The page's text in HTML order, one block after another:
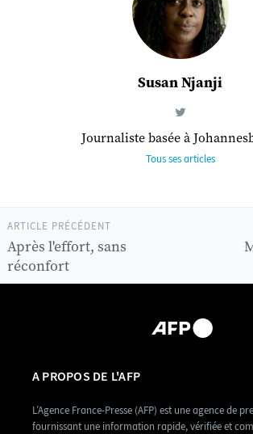
Susan Njanji
Journaliste basée à
Tous ses articles
ARTICLE PRÉCÉDENT
Après l'effort, sans
réconfort
A PROPOS DE L'AFP
L’Agence France-Presse (AFP) est une agence de
fournissant une information rapide, vérifiée et